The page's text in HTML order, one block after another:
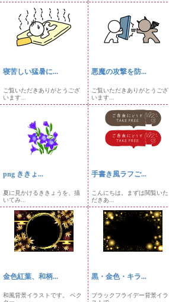
寝苦しい猛暑に...
ご覧いただきありがとうござ
います...
悪魔の攻撃を防...
ご覧いただきありがとうござ
います...
png ききょ...
夏に見かけるききょうを、描
いてみ...
手書き風ラフご...
こんにちは。まずは閲覧いた
だきあ...
金色紅葉、和柄...
和風背景イラストです。 ベク
黒・金色・キラ...
ブラックフライデー背景イラ